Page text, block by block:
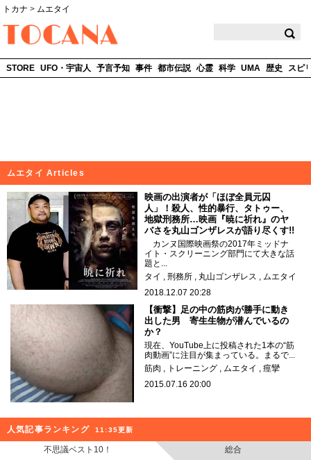
トカナ > ムエタイ
STORE UFO・宇宙人 予言予知 事件 都市伝説 心霊 科学 UMA 歴史 スピ
ムエタイ Articles
映画の出演者が「ほぼ全員元囚
人」！殺人、性的暴行、タトゥー、
地獄刑務所…映画『暁に祈れ』のヤ
バさを丸山ゴンザレスが語り尽くす!!
カンヌ国際映画祭の2017年ミッドナ
イト・スクリーニング部門にて大きな話
題と...
タイ
刑務所 丸山ゴンザレス
ムエタイ
2018.12.07 20:28
【衝撃】足の中の筋肉が勝手に動き
出した男 寄生生物が潜んでいるの
か？
現在、YouTube上に投稿された1本の“筋
肉動画”に注目が集まっている。まるで...
筋肉
トレーニング ムエタイ
痙攣
2015.07.16 20:00
人気記事ランキング 11:35更新
不思議ベスト10！ 総合